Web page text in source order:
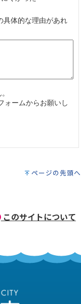
ページの先頭へ
このサイトについて